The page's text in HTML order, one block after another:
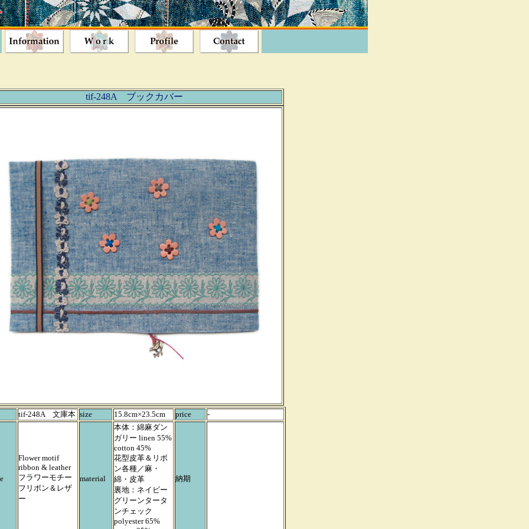
tif-248A ブックカバー
tif-248A 文庫本 size 15.8cm×23.5cm price -
Flower motif
ribbon & leather
フラワーモチー
フリボン＆レザ
ー
material
本体：綿麻ダン
ガリー linen 55%
cotton 45%
花型皮革＆リボ
ン各種／麻・
綿・皮革
裏地：ネイビー
グリーンタータ
ンチェック
polyester 65%
納期